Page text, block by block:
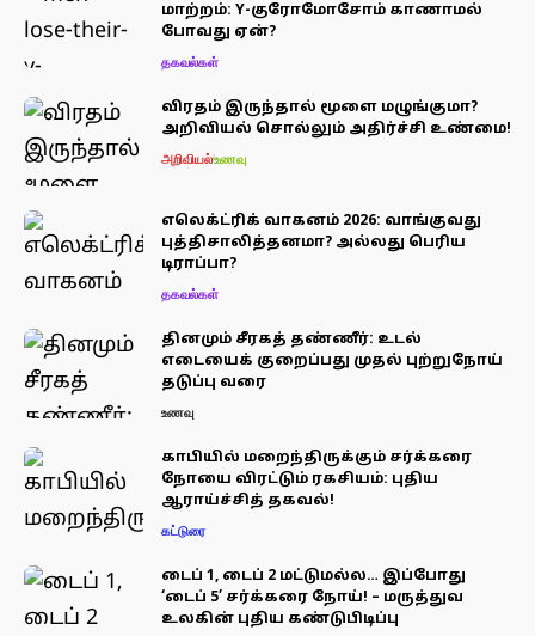
மாற்றம்: Y-குரோமோசோம் காணாமல்
போவது ஏன்?
தகவல்கள்
விரதம் இருந்தால் மூளை மழுங்குமா?
அறிவியல் சொல்லும் அதிர்ச்சி உண்மை!
அறிவியல்உணவு
எலெக்ட்ரிக் வாகனம் 2026: வாங்குவது
புத்திசாலித்தனமா? அல்லது பெரிய
டிராப்பா?
தகவல்கள்
தினமும் சீரகத் தண்ணீர்: உடல்
எடையைக் குறைப்பது முதல் புற்றுநோய்
தடுப்பு வரை
உணவு
காபியில் மறைந்திருக்கும் சர்க்கரை
நோயை விரட்டும் ரகசியம்: புதிய
ஆராய்ச்சித் தகவல்!
கட்டுரை
டைப் 1, டைப் 2 மட்டுமல்ல… இப்போது
‘டைப் 5’ சர்க்கரை நோய்! – மருத்துவ
உலகின் புதிய கண்டுபிடிப்பு